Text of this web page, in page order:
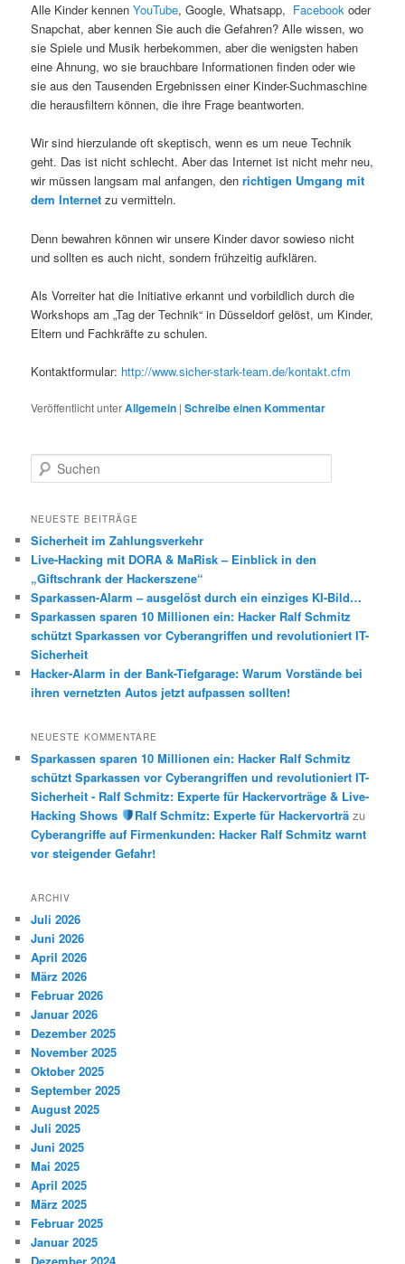
Alle Kinder kennenYouTube, Google, Whatsapp, Facebook oder
Snapchat, aber kennen Sie auch die Gefahren? Alle wissen, wo
sie Spiele und Musik herbekommen, aber die wenigsten haben
eine Ahnung, wo sie brauchbare Informationen finden oder wie
sie aus den Tausenden Ergebnissen einer Kinder-Suchmaschine
die herausfiltern können, die ihre Frage beantworten.
Wir sind hierzulande oft skeptisch, wenn es um neue Technik
geht. Das ist nicht schlecht. Aber das Internet ist nicht mehr neu,
wir müssen langsam mal anfangen, denrichtigen Umgang mit
dem Internet zu vermitteln.
Denn bewahren können wir unsere Kinder davor sowieso nicht
und sollten es auch nicht, sondern frühzeitig aufklären.
Als Vorreiter hat die Initiative erkannt und vorbildlich durch die
Workshops am „Tag der Technik“ in Düsseldorf gelöst, um Kinder,
Eltern und Fachkräfte zu schulen.
Kontaktformular: http://www.sicher-stark-team.de/kontakt.cfm
Veröffentlicht unterAllgemein |Schreibe einen Kommentar
u
h
n
NEUESTE BEITRÄGE
Sicherheit im Zahlungsverkehr
Live-Hacking mit DORA & MaRisk – Einblick in den
„Giftschrank der Hackerszene“
Sparkassen-Alarm – ausgelöst durch ein einziges KI-Bild…
Sparkassen sparen 10 Millionen ein: Hacker Ralf Schmitz
schützt Sparkassen vor Cyberangriffen und revolutioniert IT-
Sicherheit
Hacker-Alarm in der Bank-Tiefgarage: Warum Vorstände bei
ihren vernetzten Autos jetzt aufpassen sollten!
NEUESTE KOMMENTARE
Sparkassen sparen 10 Millionen ein: Hacker Ralf Schmitz
schützt Sparkassen vor Cyberangriffen und revolutioniert IT-
Sicherheit - Ralf Schmitz: Experte für Hackervorträge & Live-
Hacking Shows
Ralf Schmitz: Experte für Hackervorträzu
Cyberangriffe auf Firmenkunden: Hacker Ralf Schmitz warnt
vor steigender Gefahr!
ARCHIV
Juli 2026
Juni 2026
April 2026
März 2026
Februar 2026
Januar 2026
Dezember 2025
November 2025
Oktober 2025
September 2025
August 2025
Juli 2025
Juni 2025
Mai 2025
April 2025
März 2025
Februar 2025
Januar 2025